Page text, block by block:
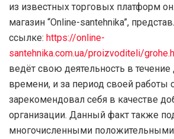
из известных торговых платформ
магазин “Online-santehnika”,
ссылке: https://online-
santehnika.com.ua/proizvoditeli/
ведёт свою деятельность в течение
времени, и за период своей работы
зарекомендовал себя в качестве
организации. Данный факт также
многочисленными